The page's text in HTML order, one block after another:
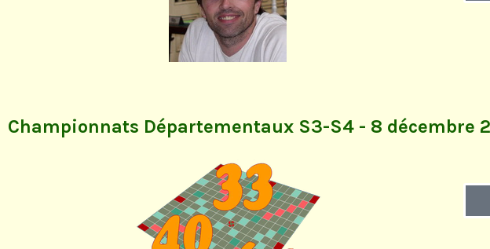
Championnats Départementaux S3-S4 - 8 décembre